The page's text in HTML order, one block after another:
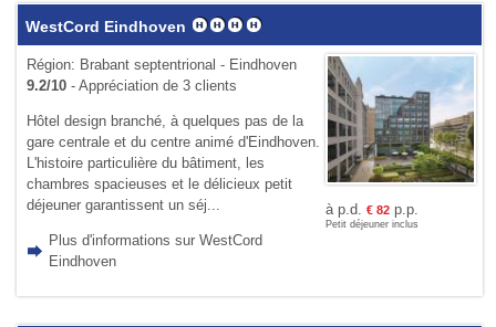
WestCord Eindhoven
Région: Brabant septentrional - Eindhoven
9.2/10- Appréciation de 3 clients
Hôtel design branché, à quelques pas de la
gare centrale et du centre animé d'Eindhoven.
L'histoire particulière du bâtiment, les
chambres spacieuses et le délicieux petit
déjeuner garantissent un séj...
Plus d'informations sur WestCord
Eindhoven
à p.d. € 82p.p.
Petit déjeuner inclus